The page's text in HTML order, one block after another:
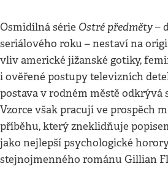
Osmidílná série Ostré předměty–
seriálového roku – nestaví na
vliv americké jižanské gotiky,
i ověřené postupy televizních
postava v rodném městě odkrývá
Vzorce však pracují ve prospěch
příběhu, který zneklidňuje
jako nejlepší psychologické
stejnojmenného románu Gillian